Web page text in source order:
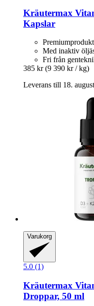
Kräutermax
Kapslar
Premiumprodukt
Med inaktiv
Fri från
385 kr (9 390 kr / kg)
Leverans till 18.
Varukorg
5.0 (1)
Kräutermax
Droppar, 50 ml